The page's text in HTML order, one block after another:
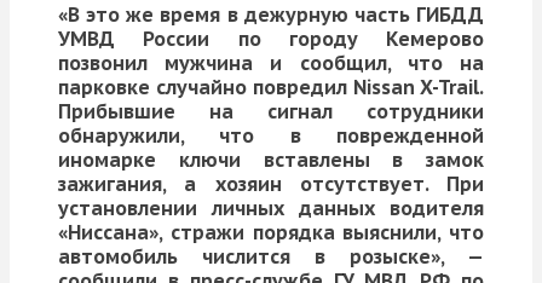
«В это же время в дежурную часть ГИБДД
УМВД России по городу Кемерово
позвонил мужчина и сообщил, что на
парковке случайно повредил Nissan X-Trail.
Прибывшие на сигнал сотрудники
обнаружили, что в поврежденной
иномарке ключи вставлены в замок
зажигания, а хозяин отсутствует. При
установлении личных данных водителя
«Ниссана», стражи порядка выяснили, что
автомобиль числится в розыске», —